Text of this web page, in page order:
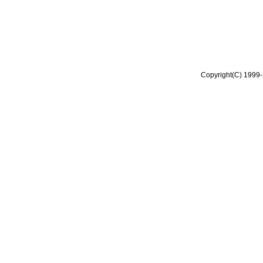
Copyright(C)